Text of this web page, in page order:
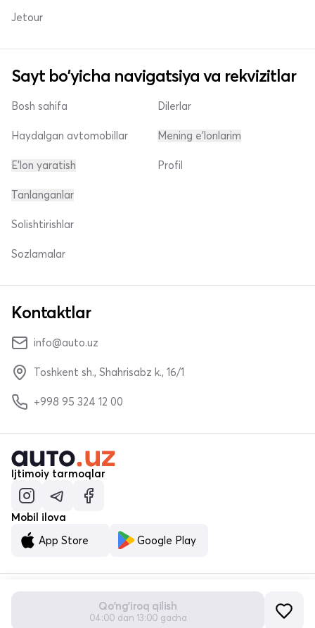
Qo'ng'iroq qilish
04:00 dan 13:00 gacha
Jetour
Sayt bo'yicha navigatsiya va rekvizitlar
Bosh sahifa
Haydalgan avtomobillar
E'lon yaratish
Dilerlar
Mening e'lonlarim
Profil
Tanlanganlar
Solishtirishlar
Sozlamalar
Kontaktlar
info@auto.uz
Toshkent sh., Shahrisabz k., 16/1
+998 95 324 12 00
Ijtimoiy tarmoqlar
Mobil ilova
App Store
Google Play
© «MALUMOTNOMA» MChJ 2023–2026